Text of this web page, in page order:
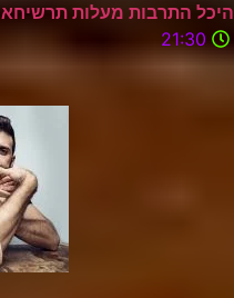
היכל התרבות מעלות תרשיחא
21:30